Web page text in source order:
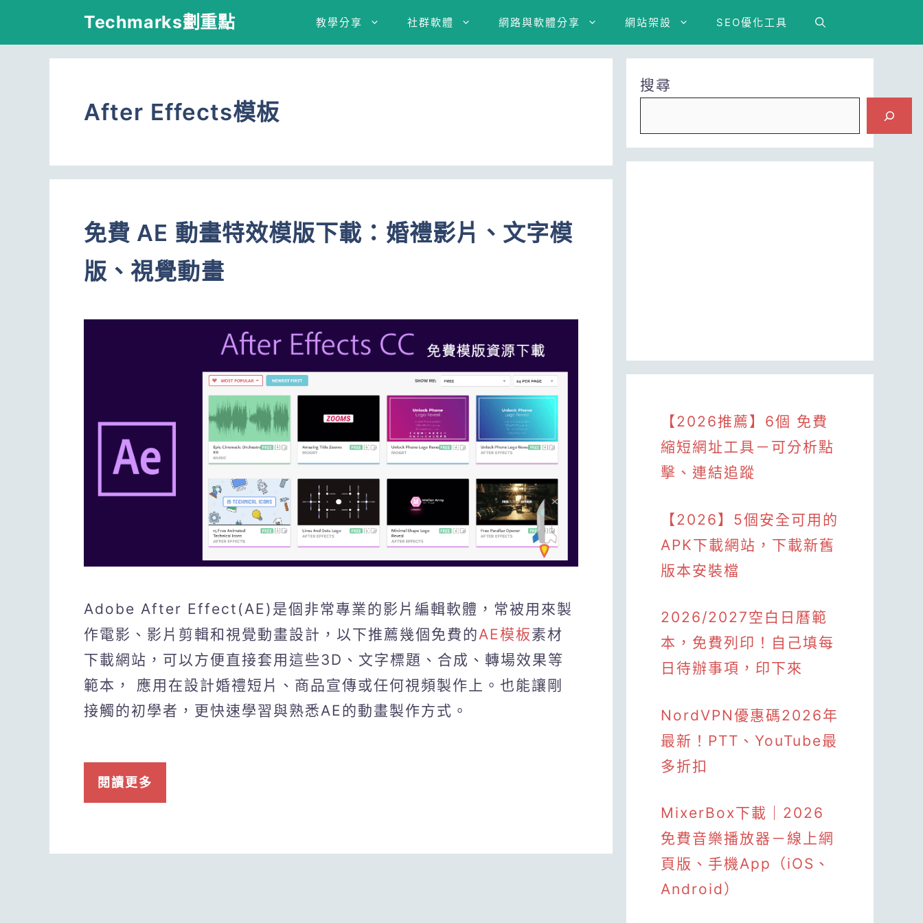
Techmarks劃重點 教學分享 社群軟體 網路與軟體分享 網站架設 SEO優化工具
After Effects模板
免費 AE 動畫特效模版下載：婚禮影片、文字模
版、視覺動畫
Adobe After Effect(AE)是個非常專業的影片編輯軟體，常被用來製
作電影、影片剪輯和視覺動畫設計，以下推薦幾個免費的AE模板素材
下載網站，可以方便直接套用這些3D、文字標題、合成、轉場效果等
範本， 應用在設計婚禮短片、商品宣傳或任何視頻製作上。也能讓剛
接觸的初學者，更快速學習與熟悉AE的動畫製作方式。
閱讀更多
搜尋
【2026推薦】6個 免費
縮短網址工具－可分析點
擊、連結追蹤
【2026】5個安全可用的
APK下載網站，下載新舊
版本安裝檔
2026/2027空白日曆範
本，免費列印！自己填每
日待辦事項，印下來
NordVPN優惠碼2026年
最新！PTT、YouTube最
多折扣
MixerBox下載｜2026
免費音樂播放器－線上網
頁版、手機App（iOS、
Android）